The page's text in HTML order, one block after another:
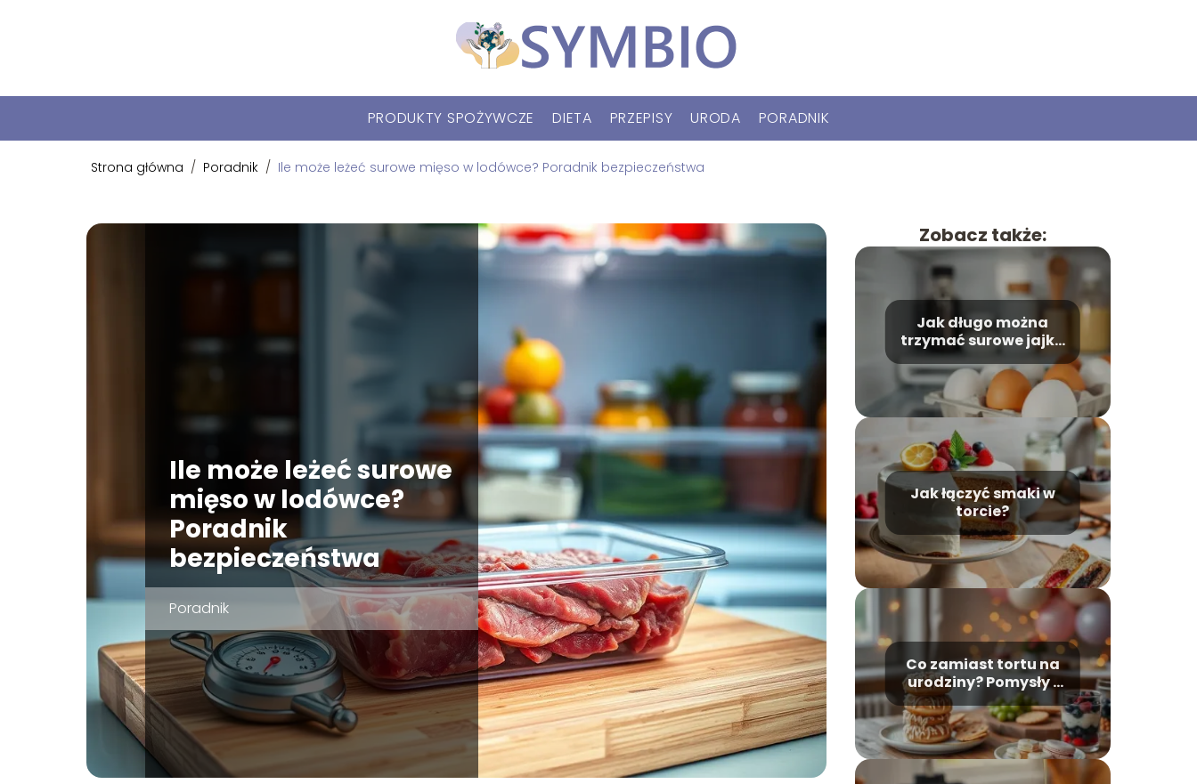
PRODUKTY SPOŻYWCZE DIETA PRZEPISY URODA PORADNIK
Strona główna / Poradnik / Ile może leżeć surowe mięso w lodówce? Poradnik bezpieczeństwa
Ile może leżeć surowe
mięso w lodówce?
Poradnik
bezpieczeństwa
Poradnik
Zobacz także:
Jak długo można
trzymać surowe jajka
w lodówce?
Jak łączyć smaki w
torcie?
Co zamiast tortu na
urodziny? Pomysły i
inspiracje